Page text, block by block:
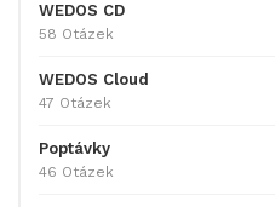
WEDOS CD
58 Otázek
WEDOS Cloud
47 Otázek
Poptávky
46 Otázek